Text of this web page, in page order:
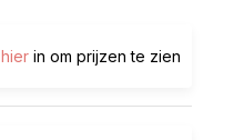
hierin om prijzen te zien